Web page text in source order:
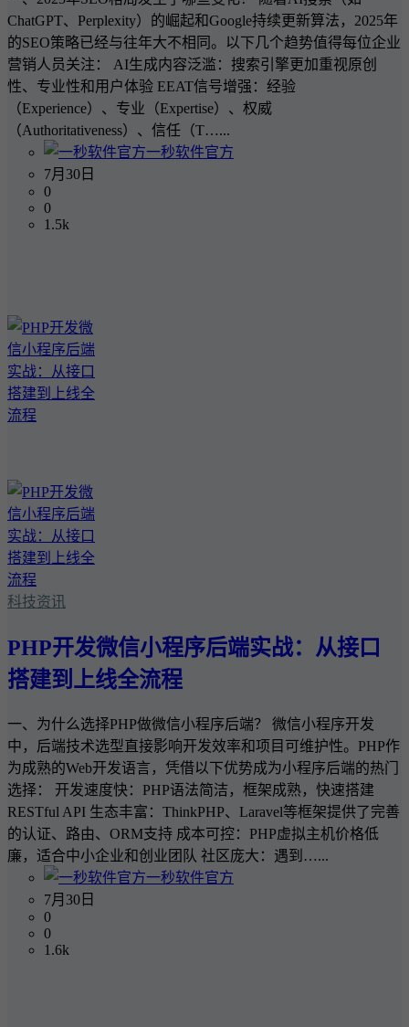
ChatGPT、Perplexity）的崛起和Google持续更新算法，2025年
的SEO策略已经与往年大不相同。以下几个趋势值得每位企业
营销人员关注： AI生成内容泛滥：搜索引擎更加重视原创
性、专业性和用户体验 EEAT信号增强：经验
（Experience）、专业（Expertise）、权威
（Authoritativeness）、信任（T…...
一秒软件官方
7月30日
0
0
1.5k
科技资讯
PHP开发微信小程序后端实战：从接口
搭建到上线全流程
一、为什么选择PHP做微信小程序后端？ 微信小程序开发
中，后端技术选型直接影响开发效率和项目可维护性。PHP作
为成熟的Web开发语言，凭借以下优势成为小程序后端的热门
选择： 开发速度快：PHP语法简洁，框架成熟，快速搭建
RESTful API 生态丰富：ThinkPHP、Laravel等框架提供了完善
的认证、路由、ORM支持 成本可控：PHP虚拟主机价格低
廉，适合中小企业和创业团队 社区庞大：遇到…...
一秒软件官方
7月30日
0
0
1.6k